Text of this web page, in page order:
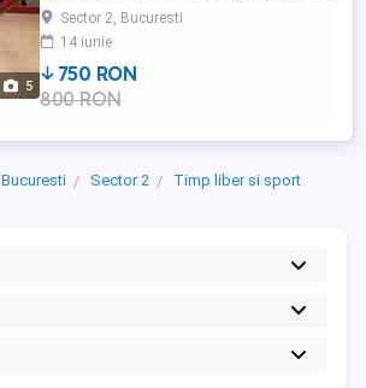
5
pentru antrenamente acasă (mers sau
alergare), în stare bună și perfect
funcțională. Viteză până la 15 km h Motor
2.0 CP Pliabilă economisește spațiu Ecran
LCD + telecomandă Afișează: timp,
Sector 2, Bucuresti
14 iunie
750 RON
800 RON
Bucuresti Sector 2
Timp liber si sport